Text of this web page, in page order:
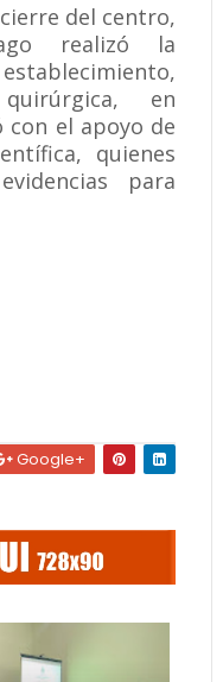
del centro,
realizó la
en
con el apoyo de
quienes
para
Google+